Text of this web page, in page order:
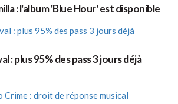
: l'album 'Blue Hour' est disponible
: plus 95% des pass 3 jours déjà